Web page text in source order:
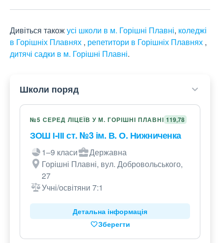
Дивіться такожусі школи в м. Горішні Плавні, коледжі
в Горішніх Плавнях , репетитори в Горішніх Плавнях ,
дитячі садки в м. Горішні Плавні.
Школи поряд
№5 СЕРЕД ЛІЦЕЇВ У М. ГОРІШНІ ПЛАВНІ 119,78
ЗОШ І-ІІІ ст. №3 ім. В. О. Нижниченка
1–9 класи
Державна
Горішні Плавні, вул. Добровольського,
27
Учні/освітяни 7:1
Детальна інформація
Зберегти